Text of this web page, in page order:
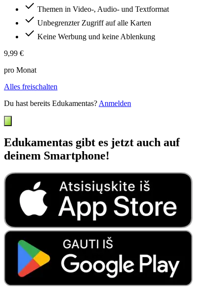
Themen in Video-, Audio- und Textformat
Unbegrenzter Zugriff auf alle Karten
Keine Werbung und keine Ablenkung
9,99 €
pro Monat
Alles freischalten
Du hast bereits Edukamentas? Anmelden
Edukamentas gibt es jetzt auch auf
deinem Smartphone!